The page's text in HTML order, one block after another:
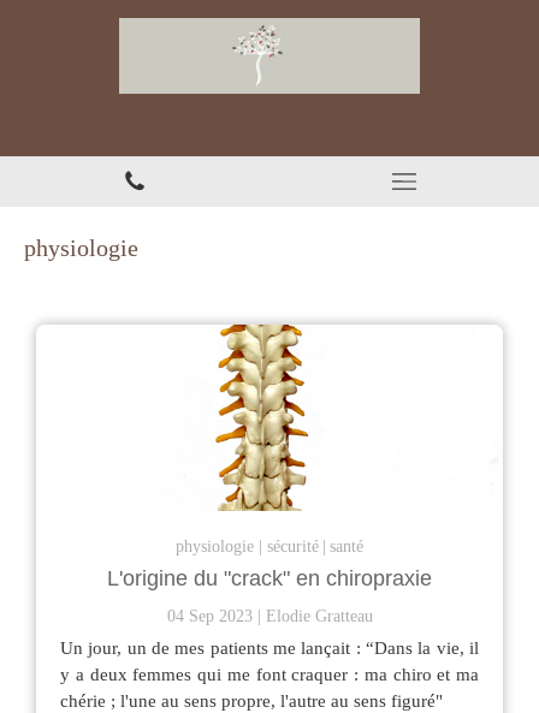
physiologie
physiologie sécurité santé
L'origine du "crack" en chiropraxie
04 Sep 2023 Elodie Gratteau
Un jour, un de mes patients me lançait : “Dans la vie, il
y a deux femmes qui me font craquer : ma chiro et ma
chérie ; l'une au sens propre, l'autre au sens figuré"